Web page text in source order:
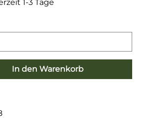
1-3 Tage
gewünschten
In den Warenkorb